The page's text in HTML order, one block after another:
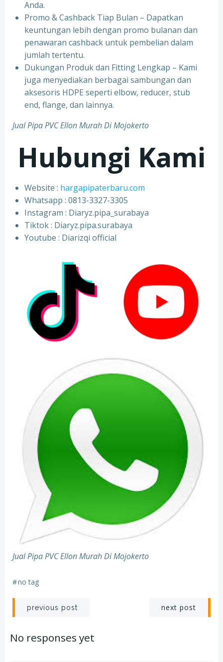
Anda.
Promo & Cashback Tiap Bulan – Dapatkan
keuntungan lebih dengan promo bulanan dan
penawaran cashback untuk pembelian dalam
jumlah tertentu.
Dukungan Produk dan Fitting Lengkap – Kami
juga menyediakan berbagai sambungan dan
aksesoris HDPE seperti elbow, reducer, stub
end, flange, dan lainnya.
Jual Pipa PVC Ellon Murah Di Mojokerto
Hubungi Kami
Website : hargapipaterbaru.com
Whatsapp : 0813-3327-3305
⁠Instagram : Diaryz.pipa_surabaya
⁠Tiktok : Diaryz.pipa.surabaya
⁠Youtube : Diarizqi official
Jual Pipa PVC Ellon Murah Di Mojokerto
#no tag
Post
navigation
previous post next post
No responses yet